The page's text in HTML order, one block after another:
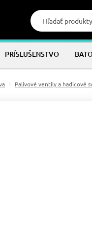
PRÍSLUŠENSTVO
Palivové ventily a hadicové